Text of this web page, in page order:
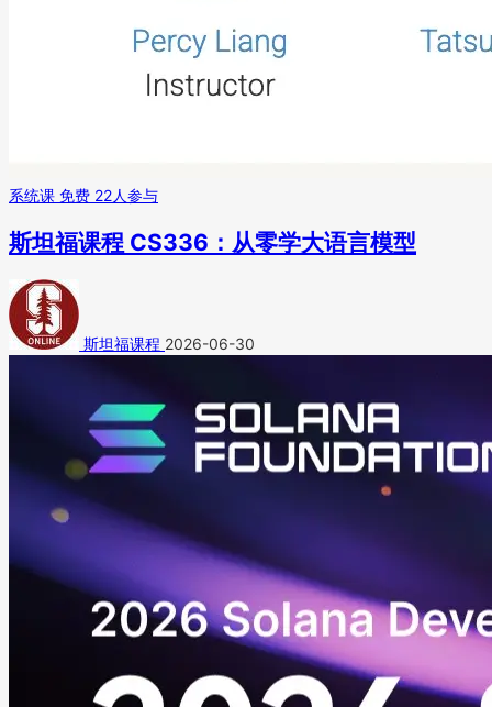
系统课 免费 22人参与
斯坦福课程 CS336：从零学大语言模型
斯坦福课程 2026-06-30